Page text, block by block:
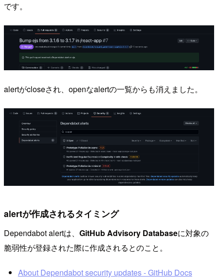
です。
alertがcloseされ、openなalertの一覧からも消えました。
alertが作成されるタイミング
Dependabot alertは、 GitHub Advisory Databaseに対象の
脆弱性が登録された際に作成されるとのこと。
About Dependabot security updates - GitHub Docs